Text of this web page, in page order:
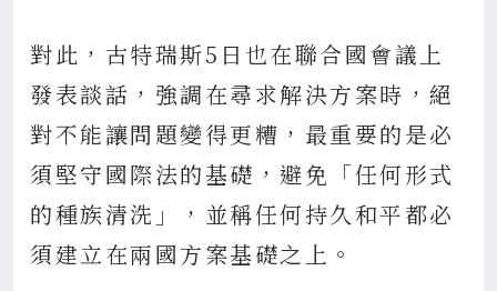
對此，古特瑞斯5日也在聯合國會議上
發表談話，強調在尋求解決方案時，絕
對不能讓問題變得更糟，最重要的是必
須堅守國際法的基礎，避免「任何形式
的種族清洗」，並稱任何持久和平都必
須建立在兩國方案基礎之上。